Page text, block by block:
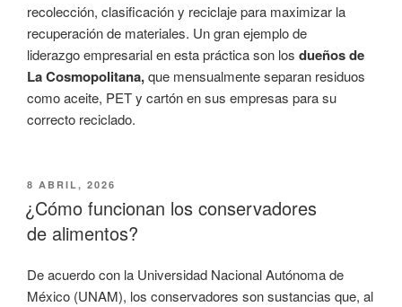
recolección, clasificación y reciclaje para maximizar la
recuperación de materiales. Un gran ejemplo de
liderazgo empresarial en esta práctica son los dueños de
La Cosmopolitana,que mensualmente separan residuos
como aceite, PET y cartón en sus empresas para su
correcto reciclado.
PUBLICADO
EL
8 ABRIL, 2026
¿Cómo funcionan los conservadores
de alimentos?
De acuerdo con la Universidad Nacional Autónoma de
México (UNAM), los conservadores son sustancias que, al